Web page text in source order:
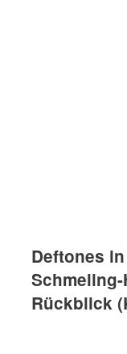
Deftones
Rückblick